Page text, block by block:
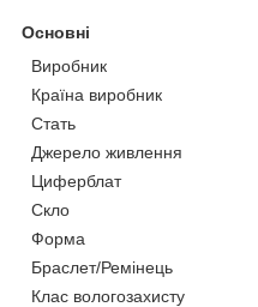
Основні
Виробник
Країна виробник
Стать
Джерело живлення
Циферблат
Скло
Форма
Браслет/Ремінець
Клас вологозахисту